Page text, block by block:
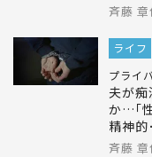
斉藤 章
ライフ
プライ
夫が
か…｢
精神
斉藤 章